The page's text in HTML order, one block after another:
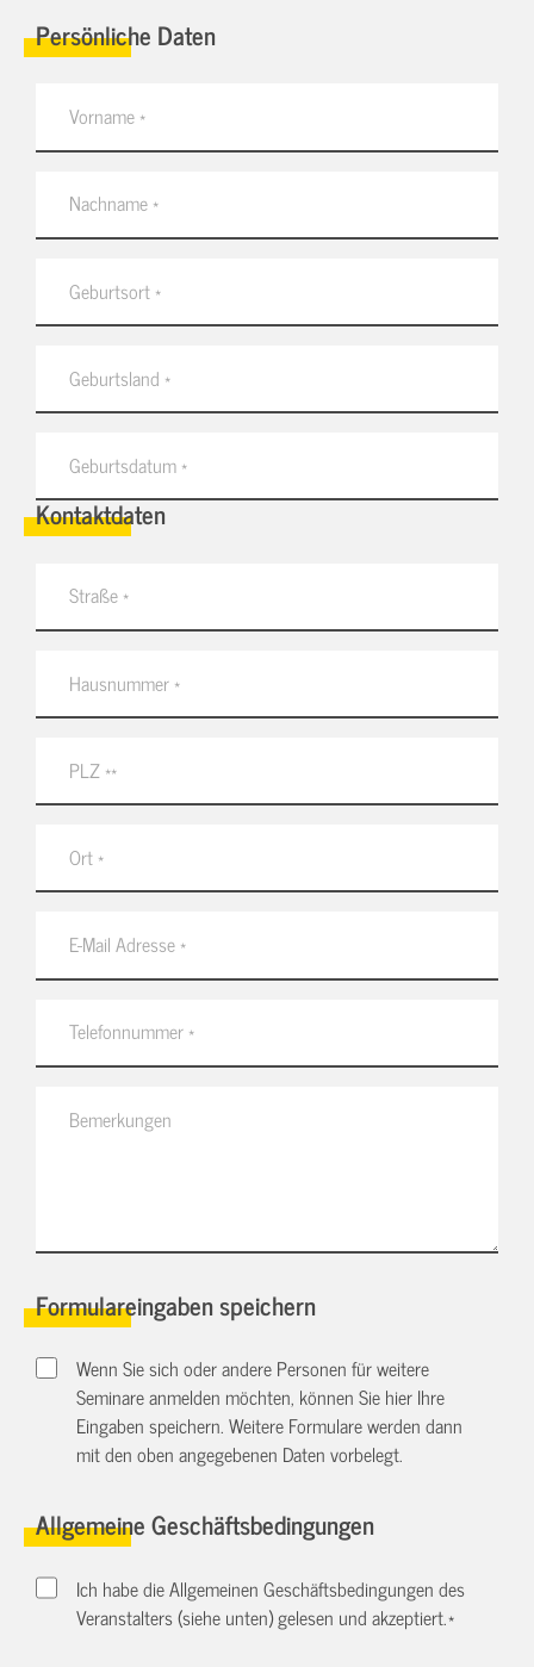
Persönliche Daten
Kontaktdaten
Formulareingaben speichern
Wenn Sie sich oder andere Personen für weitere
Seminare anmelden möchten, können Sie hier Ihre
Eingaben speichern. Weitere Formulare werden dann
mit den oben angegebenen Daten vorbelegt.
Allgemeine Geschäftsbedingungen
Ich habe die Allgemeinen Geschäftsbedingungen des
Veranstalters (siehe unten) gelesen und akzeptiert.*